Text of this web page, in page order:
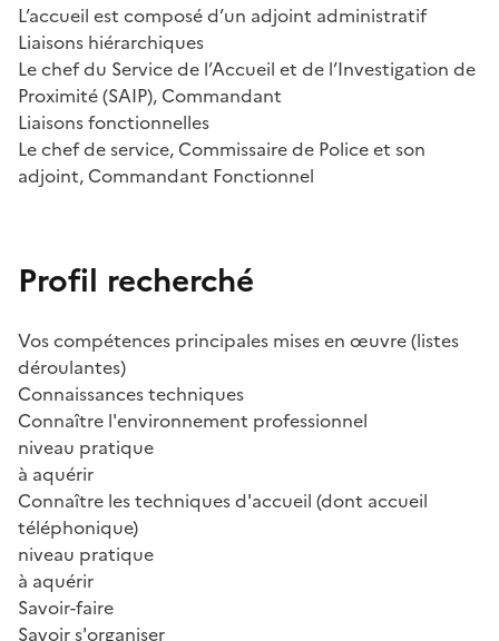
L’accueil est composé d’un adjoint administratif
Liaisons hiérarchiques
Le chef du Service de l’Accueil et de l’Investigation de
Proximité (SAIP), Commandant
Liaisons fonctionnelles
Le chef de service, Commissaire de Police et son
adjoint, Commandant Fonctionnel
Profil recherché
Vos compétences principales mises en œuvre (listes
déroulantes)
Connaissances techniques
Connaître l'environnement professionnel
niveau pratique
à aquérir
Connaître les techniques d'accueil (dont accueil
téléphonique)
niveau pratique
à aquérir
Savoir-faire
Savoir s'organiser